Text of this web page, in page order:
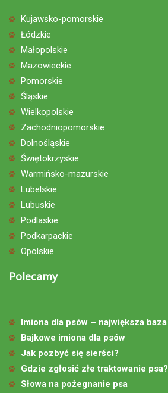
Kujawsko-pomorskie
Łódzkie
Małopolskie
Mazowieckie
Pomorskie
Śląskie
Wielkopolskie
Zachodniopomorskie
Dolnośląskie
Świętokrzyskie
Warmińsko-mazurskie
Lubelskie
Lubuskie
Podlaskie
Podkarpackie
Opolskie
Polecamy
Imiona dla psów – największa baza
Bajkowe imiona dla psów
Jak pozbyć się sierści?
Gdzie zgłosić złe traktowanie psa?
Słowa na pożegnanie psa